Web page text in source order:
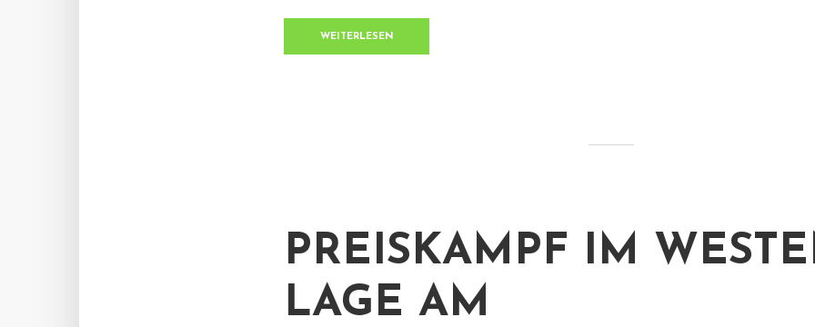
WEITERLESEN
PREISKAMPF IM
LAGE AM